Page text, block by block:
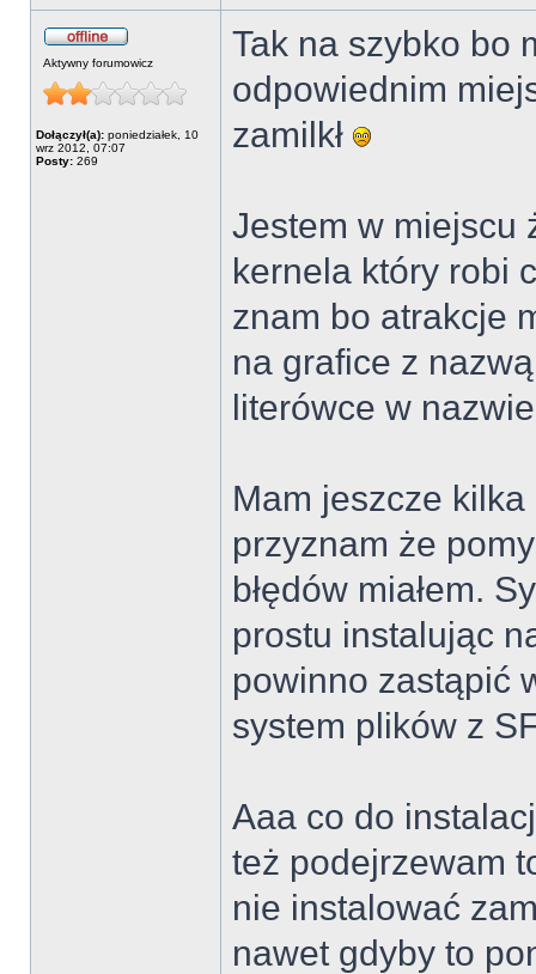
Aktywny forumowicz
Dołączył(a): poniedziałek, 10
wrz 2012, 07:07
Posty: 269
Tak na szybko bo
odpowiednim
zamilkł
Jestem w miejscu
kernela który robi
znam bo atrakcje
na grafice z
literówce w
Mam jeszcze
przyznam że
błędów miałem.
prostu instalując
powinno zastąpić
system plików z
Aaa co do
też podejrzewam
nie instalować
nawet gdyby to